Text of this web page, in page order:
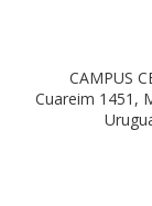
CAMPUS
Cuareim 1451,